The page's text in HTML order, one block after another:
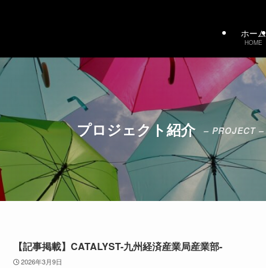
ホーム
HOME
プロジェクト紹介 – PROJECT –
【記事掲載】CATALYST-九州経済産業局産業部-
2026年3月9日